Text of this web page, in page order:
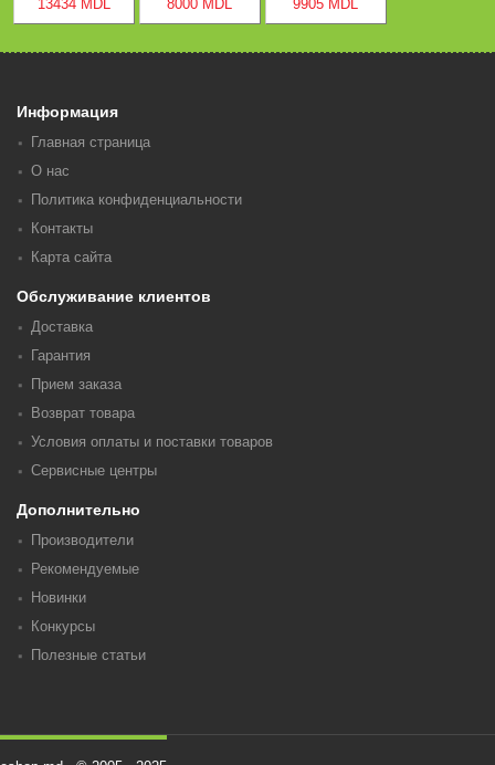
13434 MDL 8000 MDL 9905 MDL
Информация
Главная страница
О нас
Политика конфиденциальности
Контакты
Карта сайта
Обслуживание клиентов
Доставка
Гарантия
Прием заказа
Возврат товара
Условия оплаты и поставки товаров
Сервисные центры
Дополнительно
Производители
Рекомендуемые
Новинки
Конкурсы
Полезные статьи